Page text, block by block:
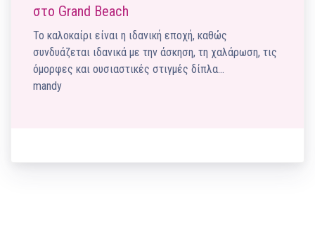
στο Grand Beach
Το καλοκαίρι είναι η ιδανική εποχή, καθώς
συνδυάζεται ιδανικά με την άσκηση, τη χαλάρωση, τις
όμορφες και ουσιαστικές στιγμές δίπλα…
mandy